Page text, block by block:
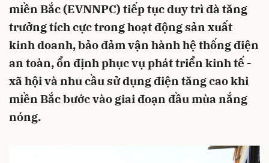
miền Bắc (EVNNPC) tiếp tục duy trì đà tăng
trưởng tích cực trong hoạt động sản xuất
kinh doanh, bảo đảm vận hành hệ thống điện
an toàn, ổn định phục vụ phát triển kinh tế -
xã hội và nhu cầu sử dụng điện tăng cao khi
miền Bắc bước vào giai đoạn đầu mùa nắng
nóng.